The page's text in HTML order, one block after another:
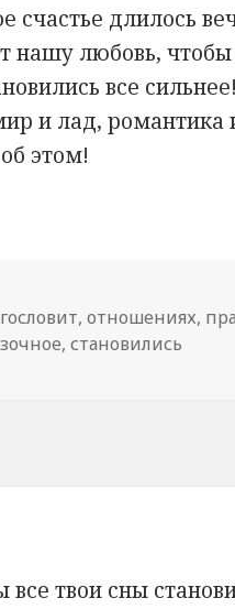
счастье длилось
нашу любовь,
все
и лад, романтика
этом!
,отношениях,
,становились
твои сны